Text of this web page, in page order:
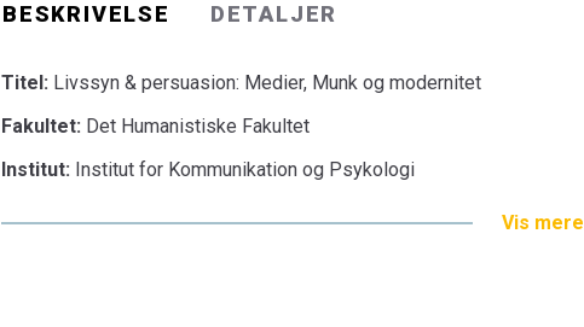
BESKRIVELSE DETALJER
Titel: Livssyn & persuasion: Medier, Munk og modernitet
Fakultet: Det Humanistiske Fakultet
Institut: Institut for Kommunikation og Psykologi
Vis mere